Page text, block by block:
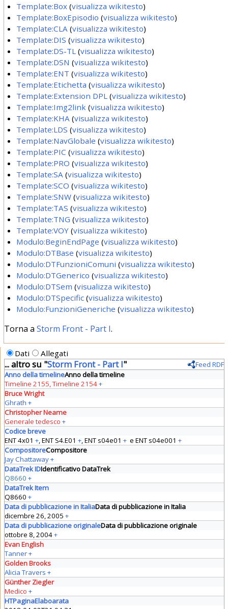
Template:Box (visualizza wikitesto)
Template:BoxEpisodio (visualizza wikitesto)
Template:CLA (visualizza wikitesto)
Template:DIS (visualizza wikitesto)
Template:DS-TL (visualizza wikitesto)
Template:DSN (visualizza wikitesto)
Template:ENT (visualizza wikitesto)
Template:Etichetta (visualizza wikitesto)
Template:Extension DPL (visualizza wikitesto)
Template:Img2link (visualizza wikitesto)
Template:KHA (visualizza wikitesto)
Template:LDS (visualizza wikitesto)
Template:NavGlobale (visualizza wikitesto)
Template:PIC (visualizza wikitesto)
Template:PRO (visualizza wikitesto)
Template:SA (visualizza wikitesto)
Template:SCO (visualizza wikitesto)
Template:SNW (visualizza wikitesto)
Template:TAS (visualizza wikitesto)
Template:TNG (visualizza wikitesto)
Template:VOY (visualizza wikitesto)
Modulo:BeginEndPage (visualizza wikitesto)
Modulo:DTBase (visualizza wikitesto)
Modulo:DTFunzioniComuni (visualizza wikitesto)
Modulo:DTGenerico (visualizza wikitesto)
Modulo:DTSem (visualizza wikitesto)
Modulo:DTSpecific (visualizza wikitesto)
Modulo:FunzioniGeneriche (visualizza wikitesto)
Torna a Storm Front - Part I.
Dati Allegati
... altro su "Storm Front - Part I"
Feed RDF
Anno della timelineAnno della timeline
Timeline 2155, Timeline 2154+
Bruce Wright
Ghrath +
Christopher Neame
Generale tedesco +
Codice breve
ENT 4x01 +,ENT S4.E01 +,ENT s04e01 +e ENT s04e001 +
CompositoreCompositore
Jay Chattaway+
DataTrek IDIdentificativo DataTrek
Q8660 +
DataTrek Item
Q8660 +
Data di pubblicazione in ItaliaData di pubblicazione in Italia
dicembre 26, 2005 +
Data di pubblicazione originaleData di pubblicazione originale
ottobre 8, 2004+
Evan English
Tanner+
Golden Brooks
Alicia Travers +
Günther Ziegler
Medico +
HTPaginaElaboarata